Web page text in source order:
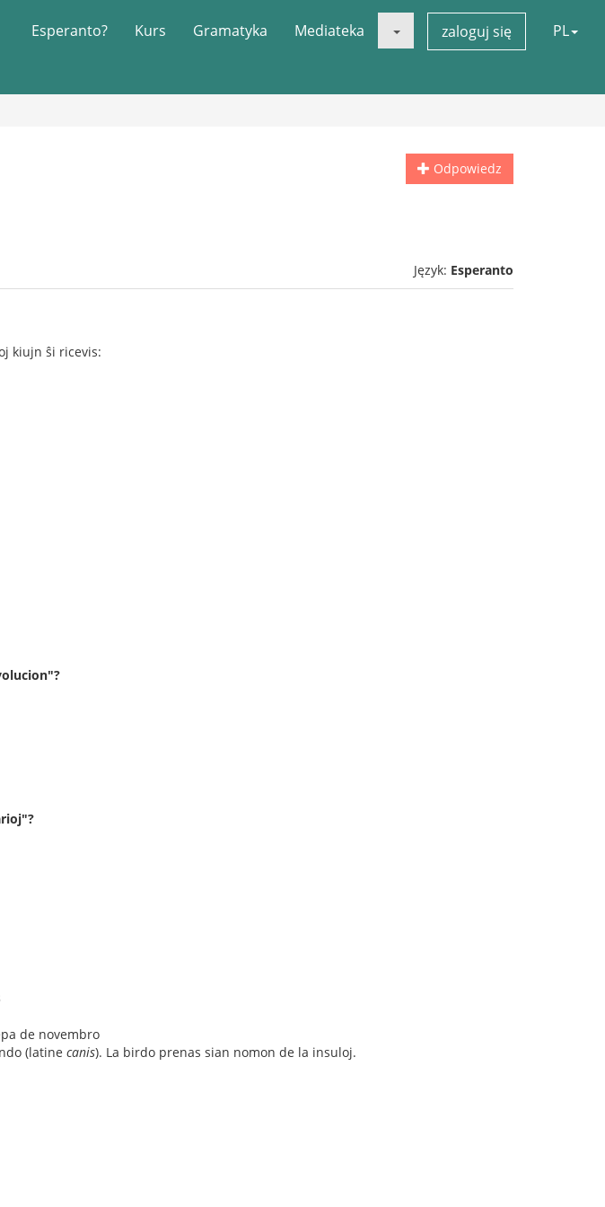
Esperanto? Kurs Gramatyka Mediateka zaloguj się PL
Odpowiedz
Język: Esperanto
kiujn ŝi ricevis:
de novembro
(latine canis). La birdo prenas sian nomon de la insuloj.